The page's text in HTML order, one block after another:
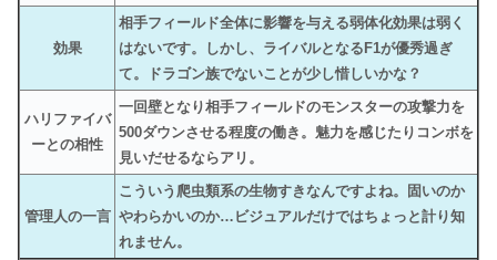
効果
相手フィールド全体に影響を与える弱体化効果は弱く
はないです。しかし、ライバルとなるF1が優秀過ぎ
て。ドラゴン族でないことが少し惜しいかな？
ハリファイバ
ーとの相性
一回壁となり相手フィールドのモンスターの攻撃力を
500ダウンさせる程度の働き。魅力を感じたりコンボを
見いだせるならアリ。
管理人の一言
こういう爬虫類系の生物すきなんですよね。固いのか
やわらかいのか…ビジュアルだけではちょっと計り知
れません。